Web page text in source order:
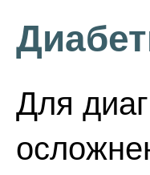
Для